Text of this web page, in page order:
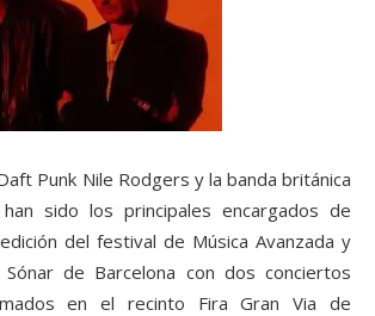
Punk Nile Rodgers y la banda británica
sido los principales encargados de
del festival de Música Avanzada y
de Barcelona con dos conciertos
en el recinto Fira Gran Via de